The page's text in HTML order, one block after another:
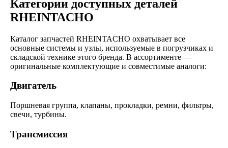
Категории доступных деталей
RHEINTACHO
Каталог запчастей RHEINTACHO охватывает все
основные системы и узлы, используемые в погрузчиках и
складской технике этого бренда. В ассортименте —
оригинальные комплектующие и совместимые аналоги:
Двигатель
Поршневая группа, клапаны, прокладки, ремни, фильтры,
свечи, турбины.
Трансмиссия